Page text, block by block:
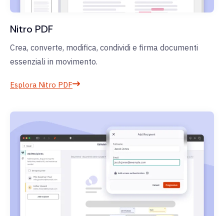
Nitro PDF
Crea, converte, modifica, condividi e firma documenti
essenziali in movimento.
Esplora Nitro PDF